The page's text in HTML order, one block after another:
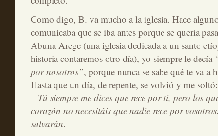
Como digo, B. va mucho a la iglesia. Hace
comunicaba que se iba antes porque se quería
Abuna Arege (una iglesia dedicada a un santo
historia contaremos otro día), yo siempre le decía
por nosotros”, porque nunca se sabe qué te va a
Hasta que un día, de repente, se volvió y me soltó:
_ Tú siempre me dices que rece por ti, pero los
corazón no necesitáis que nadie rece por
salvarán.